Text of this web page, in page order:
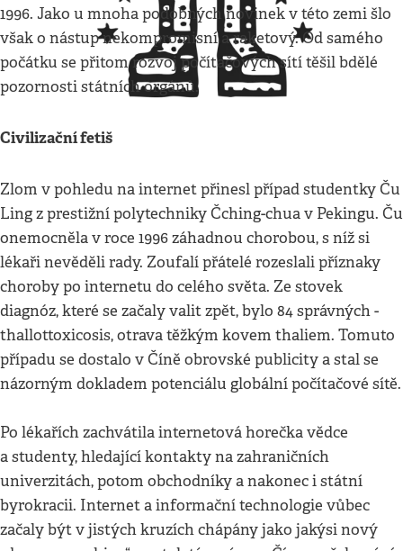
1996. Jako u mnoha podobných novinek v této zemi šlo
však o nástup nekompromisní a raketový. Od samého
počátku se přitom rozvoj počítačových sítí těšil bdělé
pozornosti státních orgánů.
Civilizační fetiš
Zlom v pohledu na internet přinesl případ studentky Ču
Ling z prestižní polytechniky Čching-chua v Pekingu. Ču
onemocněla v roce 1996 záhadnou chorobou, s níž si
lékaři nevěděli rady. Zoufalí přátelé rozeslali příznaky
choroby po internetu do celého světa. Ze stovek
diagnóz, které se začaly valit zpět, bylo 84 správných -
thallottoxicosis, otrava těžkým kovem thaliem. Tomuto
případu se dostalo v Číně obrovské publicity a stal se
názorným dokladem potenciálu globální počítačové sítě.
Po lékařích zachvátila internetová horečka vědce
a studenty, hledající kontakty na zahraničních
univerzitách, potom obchodníky a nakonec i státní
byrokracii. Internet a informační technologie vůbec
začaly být v jistých kruzích chápány jako jakýsi nový